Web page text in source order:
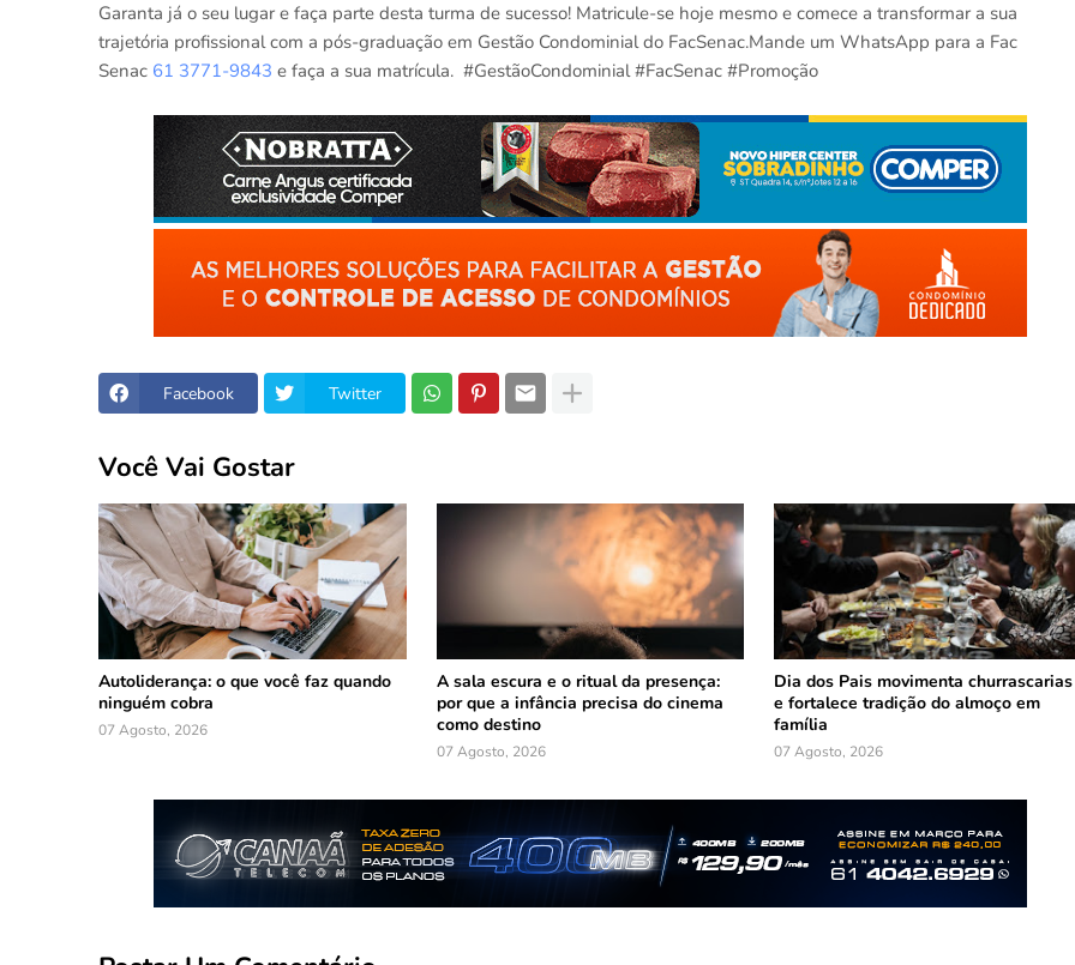
Garanta já o seu lugar e faça parte desta turma de sucesso! Matricule-se hoje mesmo e comece a transformar a sua
trajetória profissional com a pós-graduação em Gestão Condominial do FacSenac.Mande um WhatsApp para a Fac
Senac 61 3771-9843 e faça a sua matrícula. #GestãoCondominial #FacSenac #Promoção
Facebook Twitter
Você Vai Gostar
Autoliderança: o que você faz quando
ninguém cobra
07 Agosto, 2026
A sala escura e o ritual da presença:
por que a infância precisa do cinema
como destino
07 Agosto, 2026
Dia dos Pais movimenta churrascarias
e fortalece tradição do almoço em
família
07 Agosto, 2026